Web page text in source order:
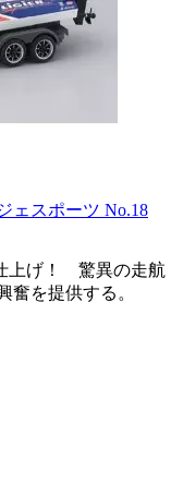
ェスポーツ No.18
上げ！ 驚異の走航
奮を提供する。